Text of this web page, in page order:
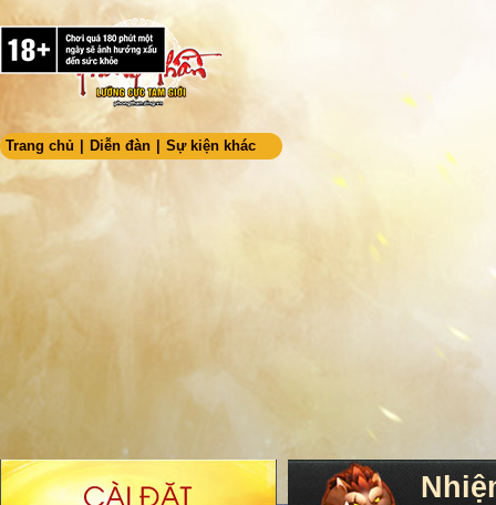
Trang chủ Diễn đàn Sự kiện khác